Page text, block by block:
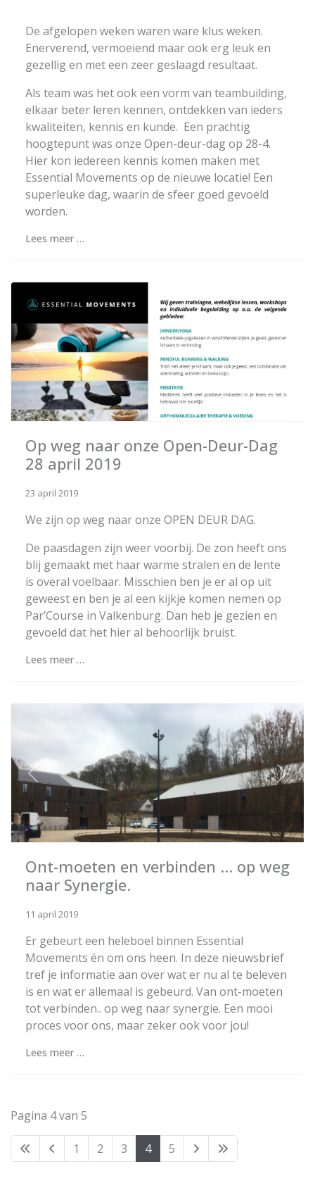
De afgelopen weken waren ware klus weken.
Enerverend, vermoeiend maar ook erg leuk en
gezellig en met een zeer geslaagd resultaat.
Als team was het ook een vorm van teambuilding,
elkaar beter leren kennen, ontdekken van ieders
kwaliteiten, kennis en kunde. Een prachtig
hoogtepunt was onze Open-deur-dag op 28-4.
Hier kon iedereen kennis komen maken met
Essential Movements op de nieuwe locatie! Een
superleuke dag, waarin de sfeer goed gevoeld
worden.
Lees meer …
Previous
Op weg naar onze Open-Deur-Dag
28 april 2019
23 april 2019
We zijn op weg naar onze OPEN DEUR DAG.
De paasdagen zijn weer voorbij. De zon heeft ons
blij gemaakt met haar warme stralen en de lente
is overal voelbaar. Misschien ben je er al op uit
geweest en ben je al een kijkje komen nemen op
Par’Course in Valkenburg. Dan heb je gezien en
gevoeld dat het hier al behoorlijk bruist.
Lees meer …
Previous Next
Ont-moeten en verbinden ... op weg
naar Synergie.
11 april 2019
Er gebeurt een heleboel binnen Essential
Movements én om ons heen. In deze nieuwsbrief
tref je informatie aan over wat er nu al te beleven
is en wat er allemaal is gebeurd. Van ont-moeten
tot verbinden.. op weg naar synergie. Een mooi
proces voor ons, maar zeker ook voor jou!
Lees meer …
Pagina 4 van 5
1 2 3 4 5